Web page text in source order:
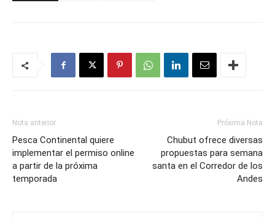
Nota anterior
Pesca Continental quiere
implementar el permiso online
a partir de la próxima
temporada
Próxima Nota
Chubut ofrece diversas
propuestas para semana
santa en el Corredor de los
Andes